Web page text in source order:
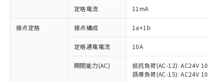
定格電流 11mA
接点定格 接点構成 1a+1b
定格通電電流 10A
開閉能力(AC)
抵抗負荷(AC-12): AC24V 10A/
誘導負荷(AC-15): AC24V
ご利用条件
ご利用ください。
有に対応した製品に切り替える予定のある
対応予定なし：EU RoHS指令（10物質）の
非含有に非対応の商品で、対応品を出す予
定はありません。
調査・確認中：EU RoHS指令（10物質）の